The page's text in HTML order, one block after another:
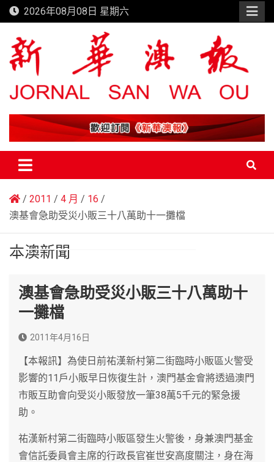
Skip
to
content
2026年08月08日 星期六
新華澳報
2011 4 月
16
澳基會急助受災小販三十八萬助十一攤檔
本澳新聞
澳基會急助受災小販三十八萬助十
一攤檔
2011年4月16日
【本報訊】為使日前祐漢新村第二街臨時小販區火警受
影響的11戶小販早日恢復生計，澳門基金會將透過澳門
市販互助會向受災小販發放一筆38萬5千元的緊急援
助。
祐漢新村第二街臨時小販區發生火警後，身兼澳門基金
會信託委員會主席的行政長官崔世安高度關注，身在海